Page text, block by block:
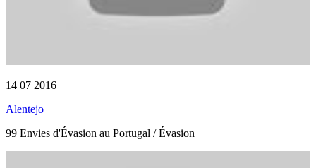
14 07 2016
Alentejo
99 Envies d'Évasion au Portugal / Évasion